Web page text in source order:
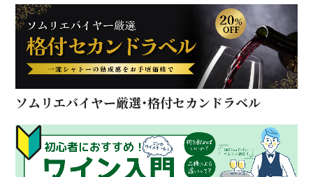
ソムリエバイヤー厳選・格付セカンドラベル